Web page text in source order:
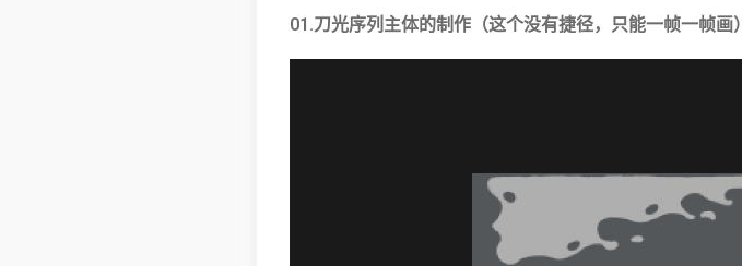
01.刀光序列主体的制作（这个没有捷径，只能一帧一帧画）